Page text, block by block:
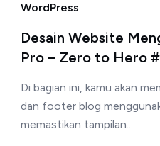
WordPress
Desain Website
Pro – Zero to Hero
Di bagian ini, kamu akan
dan footer blog
memastikan tampilan...